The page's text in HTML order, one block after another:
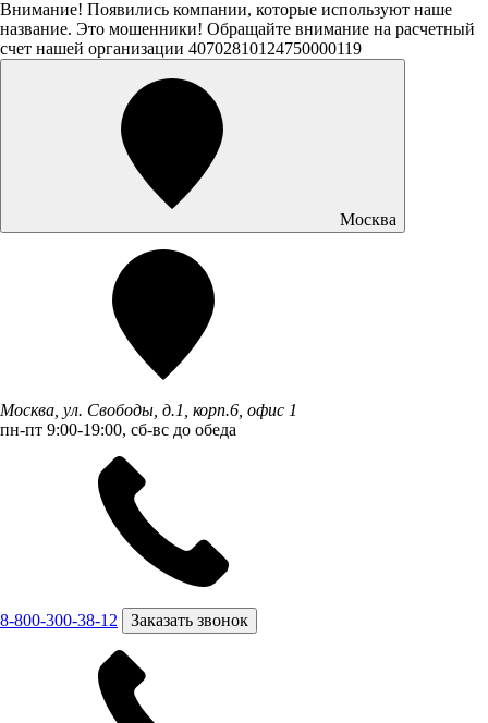
Внимание! Появились компании, которые используют наше
название. Это мошенники! Обращайте внимание на расчетный
счет нашей организации 40702810124750000119
Москва
Москва, ул. Свободы, д.1, корп.6, офис 1
пн-пт 9:00-19:00, сб-вс до обеда
8-800-300-38-12 Заказать звонок